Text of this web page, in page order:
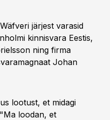
järjest varasid
kinnisvara Eestis,
ning firma
Johan
lootust, et midagi
loodan, et